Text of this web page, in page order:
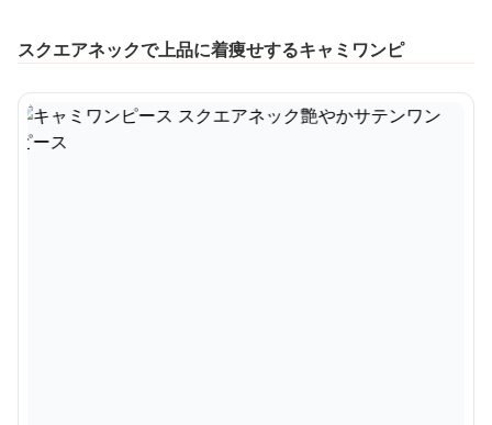
スクエアネックで上品に着痩せするキャミワンピ